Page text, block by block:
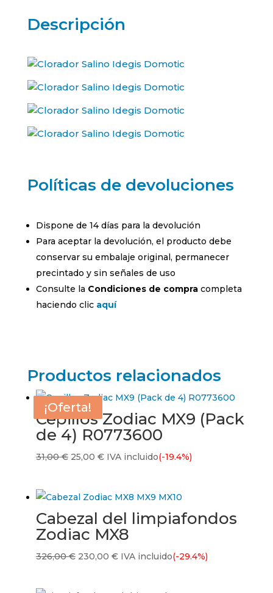
Descripción
Políticas de devoluciones
Dispone de 14 días para la devolución
Para aceptar la devolución, el producto debe
conservar su embalaje original, permanecer
precintado y sin señales de uso
Consulte la Condiciones de compracompleta
haciendo clic aquí
Productos relacionados
¡Oferta!
Cepillos Zodiac MX9 (Pack
de 4) R0773600
31,00€ El
era:
31,00 €.
25,00 €El
es:
25,00 €.
IVA incluido(-19.4%)
¡Oferta!
Cabezal del limpiafondos
Zodiac MX8
326,00€ El
230,00 €ElIVA incluido(-29.4%)
¡Oferta!
¡Oferta!